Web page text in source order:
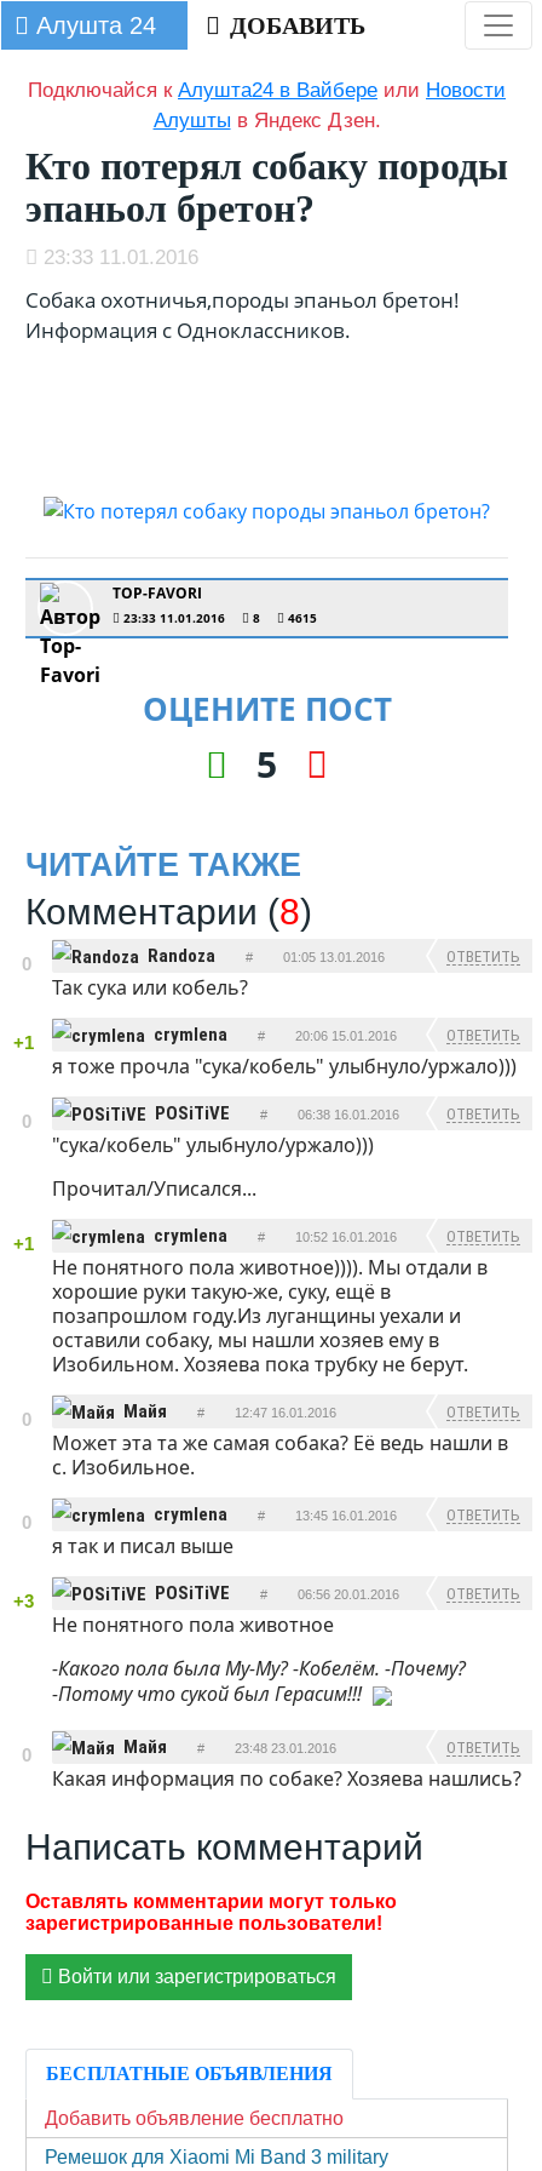
Алушта 24 ДОБАВИТЬ
Подключайся кАлушта24 в Вайбере или Новости
Алушты в Яндекс Дзен.
Кто потерял собаку породы
эпаньол бретон?
23:33 11.01.2016
Собака охотничья,породы эпаньол бретон!
Информация с Одноклассников.
TOP-FAVORI
23:33 11.01.2016 8 4615
ОЦЕНИТЕ ПОСТ
5
ЧИТАЙТЕ ТАКЖЕ
Комментарии (8)
0 Randoza # 01:05 13.01.2016 ОТВЕТИТЬ
Так сука или кобель?
+1 crymlena # 20:06 15.01.2016 ОТВЕТИТЬ
я тоже прочла "сука/кобель" улыбнуло/уржало)))
0 POSiTiVE # 06:38 16.01.2016 ОТВЕТИТЬ
"сука/кобель" улыбнуло/уржало)))
Прочитал/Уписался...
+1 crymlena # 10:52 16.01.2016 ОТВЕТИТЬ
Не понятного пола животное)))). Мы отдали в
хорошие руки такую-же, суку, ещё в
позапрошлом году.Из луганщины уехали и
оставили собаку, мы нашли хозяев ему в
Изобильном. Хозяева пока трубку не берут.
0 Майя # 12:47 16.01.2016 ОТВЕТИТЬ
Может эта та же самая собака? Её ведь нашли в
с. Изобильное.
0 crymlena # 13:45 16.01.2016 ОТВЕТИТЬ
я так и писал выше
+3 POSiTiVE # 06:56 20.01.2016 ОТВЕТИТЬ
Не понятного пола животное
-Какого пола была Му-Му? -Кобелём. -Почему?
-Потому что сукой был Герасим!!!
0 Майя # 23:48 23.01.2016 ОТВЕТИТЬ
Какая информация по собаке? Хозяева нашлись?
Написать комментарий
Войти или зарегистрироваться
БЕСПЛАТНЫЕ ОБЪЯВЛЕНИЯ
Добавить объявление бесплатно
Ремешок для Xiaomi Mi Band 3 military